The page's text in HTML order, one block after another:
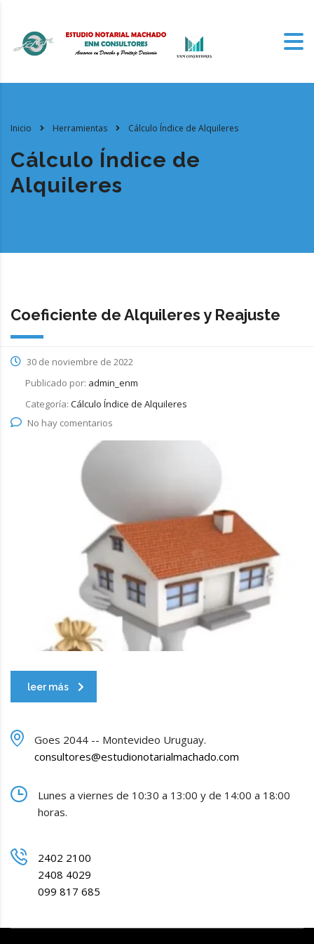
Inicio Herramientas Cálculo Índice de Alquileres
Cálculo Índice de
Alquileres
Coeficiente de Alquileres y Reajuste
30 de noviembre de 2022
Publicado por: admin_enm
Categoría: Cálculo Índice de Alquileres
No hay comentarios
leer más
Goes 2044 -- Montevideo Uruguay.
consultores@estudionotarialmachado.com
Lunes a viernes de 10:30 a 13:00 y de 14:00 a 18:00
horas.
2402 2100
2408 4029
099 817 685